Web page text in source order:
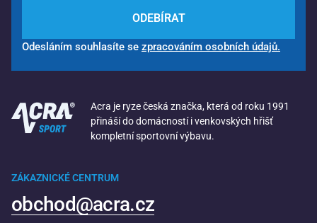
ODEBÍRAT
Odesláním souhlasíte se zpracováním osobních údajů.
Acra je ryze česká značka, která od roku 1991
přináší do domácností i venkovských hřišť
kompletní sportovní výbavu.
ZÁKAZNICKÉ CENTRUM
obchod@acra.cz